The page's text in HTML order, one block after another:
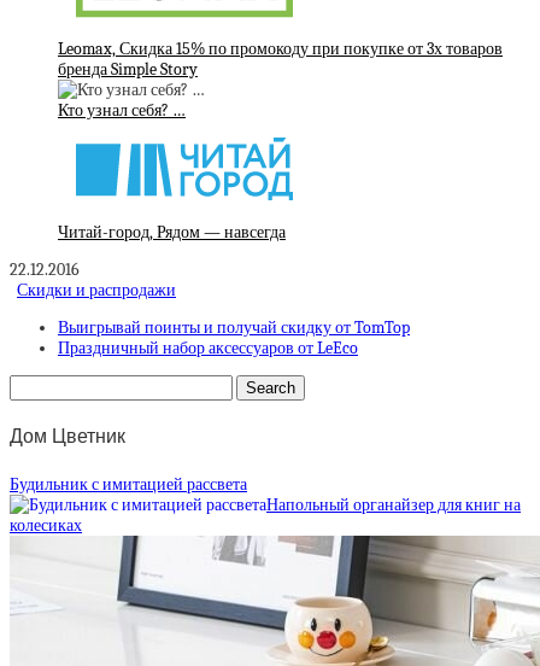
Leomax, Скидка 15% по промокоду при покупке от 3х товаров
бренда Simple Story
Кто узнал себя? …
Читай-город, Рядом — навсегда
22.12.2016
Скидки и распродажи
Выигрывай поинты и получай скидку от TomTop
Праздничный набор аксессуаров от LeEco
Дом Цветник
Будильник с имитацией рассвета
Напольный органайзер для книг на
колесиках